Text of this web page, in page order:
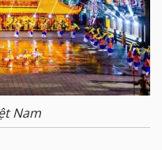
Nam